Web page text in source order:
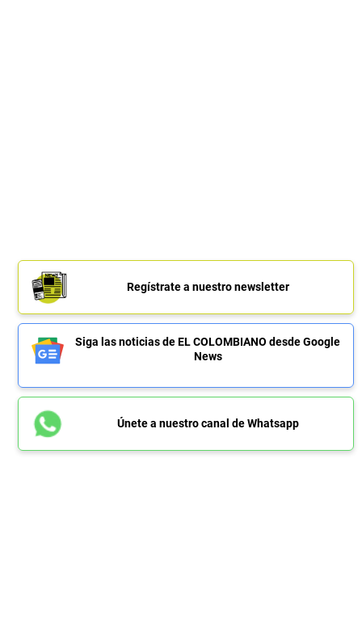
Regístrate a nuestro newsletter
Siga las noticias de EL COLOMBIANO desde Google
News
Únete a nuestro canal de Whatsapp